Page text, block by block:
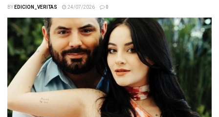
BYEDICION_VERITAS 24/07/2026 0